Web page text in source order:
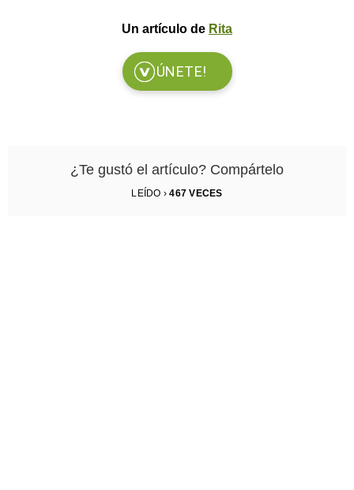
Un artículo de Rita
ÚNETE!
¿Te gustó el artículo? Compártelo
LEÍDO ›467 VECES